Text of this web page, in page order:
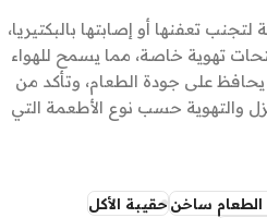
تعفنها أو إصابتها بالبكتيريا،
تهوية خاصة، مما يسمح للهواء
يحافظ على جودة الطعام، وتأكد من
والتهوية حسب نوع الأطعمة التي
ساخنحقيبة الأكل